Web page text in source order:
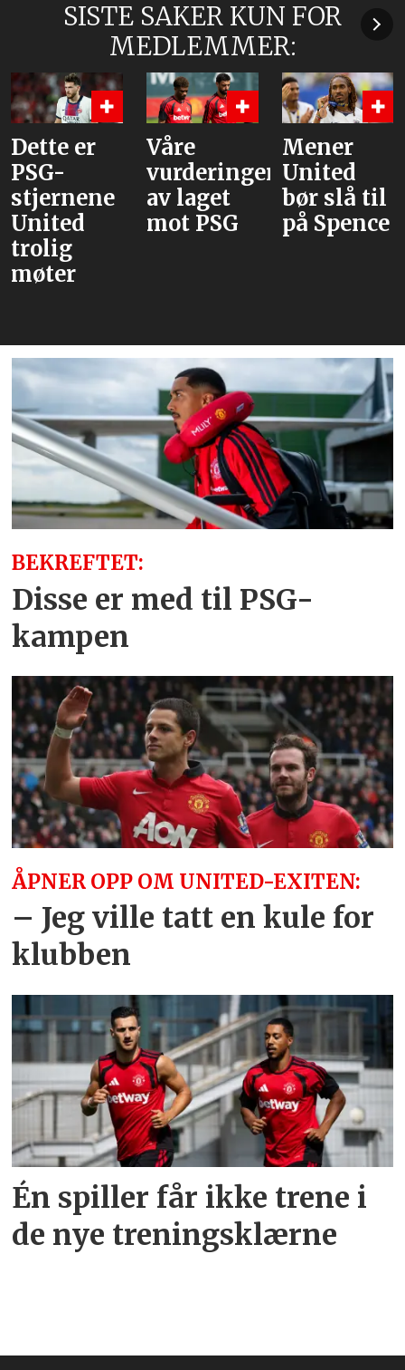
SISTE SAKER KUN FOR
MEDLEMMER:
Dette er
PSG-
stjernene
United
trolig
møter
Våre
vurderinger
av laget
mot PSG
Mener
United
bør slå til
på Spence
BEKREFTET:
Disse er med til PSG-
kampen
ÅPNER OPP OM UNITED-EXITEN:
– Jeg ville tatt en kule for
klubben
Én spiller får ikke trene i
de nye treningsklærne